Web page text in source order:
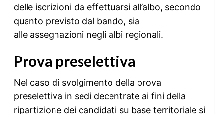
delle iscrizioni da effettuarsi all’albo, secondo
quanto previsto dal bando, sia
alle assegnazioni negli albi regionali.
Prova preselettiva
Nel caso di svolgimento della prova
preselettiva in sedi decentrate ai fini della
ripartizione dei candidati su base territoriale si